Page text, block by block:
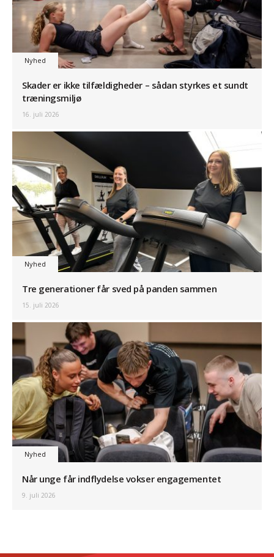
Nyhed
Skader er ikke tilfældigheder – sådan styrkes et sundt
træningsmiljø
16. juli 2026
Nyhed
Tre generationer får sved på panden sammen
15. juli 2026
Nyhed
Når unge får indflydelse vokser engagementet
9. juli 2026